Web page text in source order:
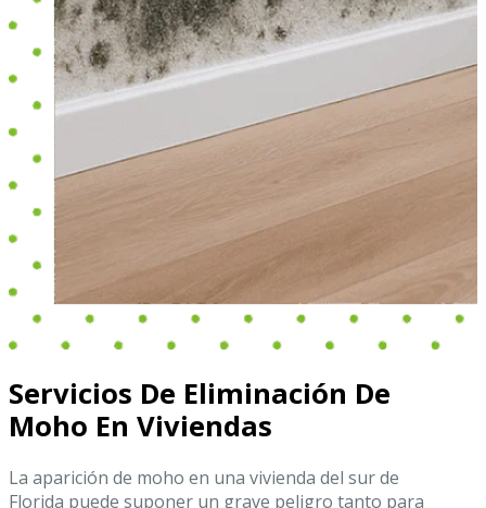
Servicios De Eliminación De
Moho En Viviendas
La aparición de moho en una vivienda del sur de
Florida puede suponer un grave peligro tanto para